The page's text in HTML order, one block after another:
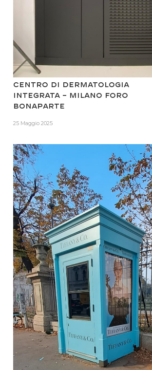
Centro di dermatologia
integrata – Milano Foro
Bonaparte
25 Maggio 2025